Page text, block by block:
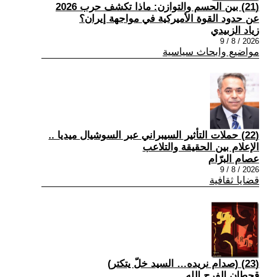
(21) بين الحسم والتوازن: ماذا تكشف حرب 2026
عن حدود القوة الأميركية في مواجهة إيران؟
زياد الزبيدي
2026 / 8 / 9
مواضيع وابحاث سياسية
(22) حملات التأثير السيبراني عبر السوشيال ميديا ..
الإعلام بين الحقيقة والتلاعب
عصام البرّام
2026 / 8 / 9
قضايا ثقافية
(23) (صدام نريده… السيد خلّ يتكتر)